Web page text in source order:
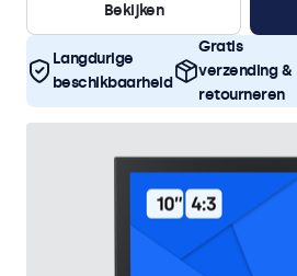
Bekijken
Langdurige
beschikbaarheid
Gratis
verzending &
retourneren